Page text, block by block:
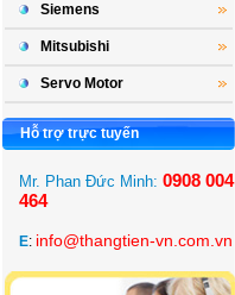
Siemens
Mitsubishi
Servo Motor
Hỗ trợ trực tuyến
Mr. Phan Đức Minh: 0908 004
464
E: info@thangtien-vn.com.vn